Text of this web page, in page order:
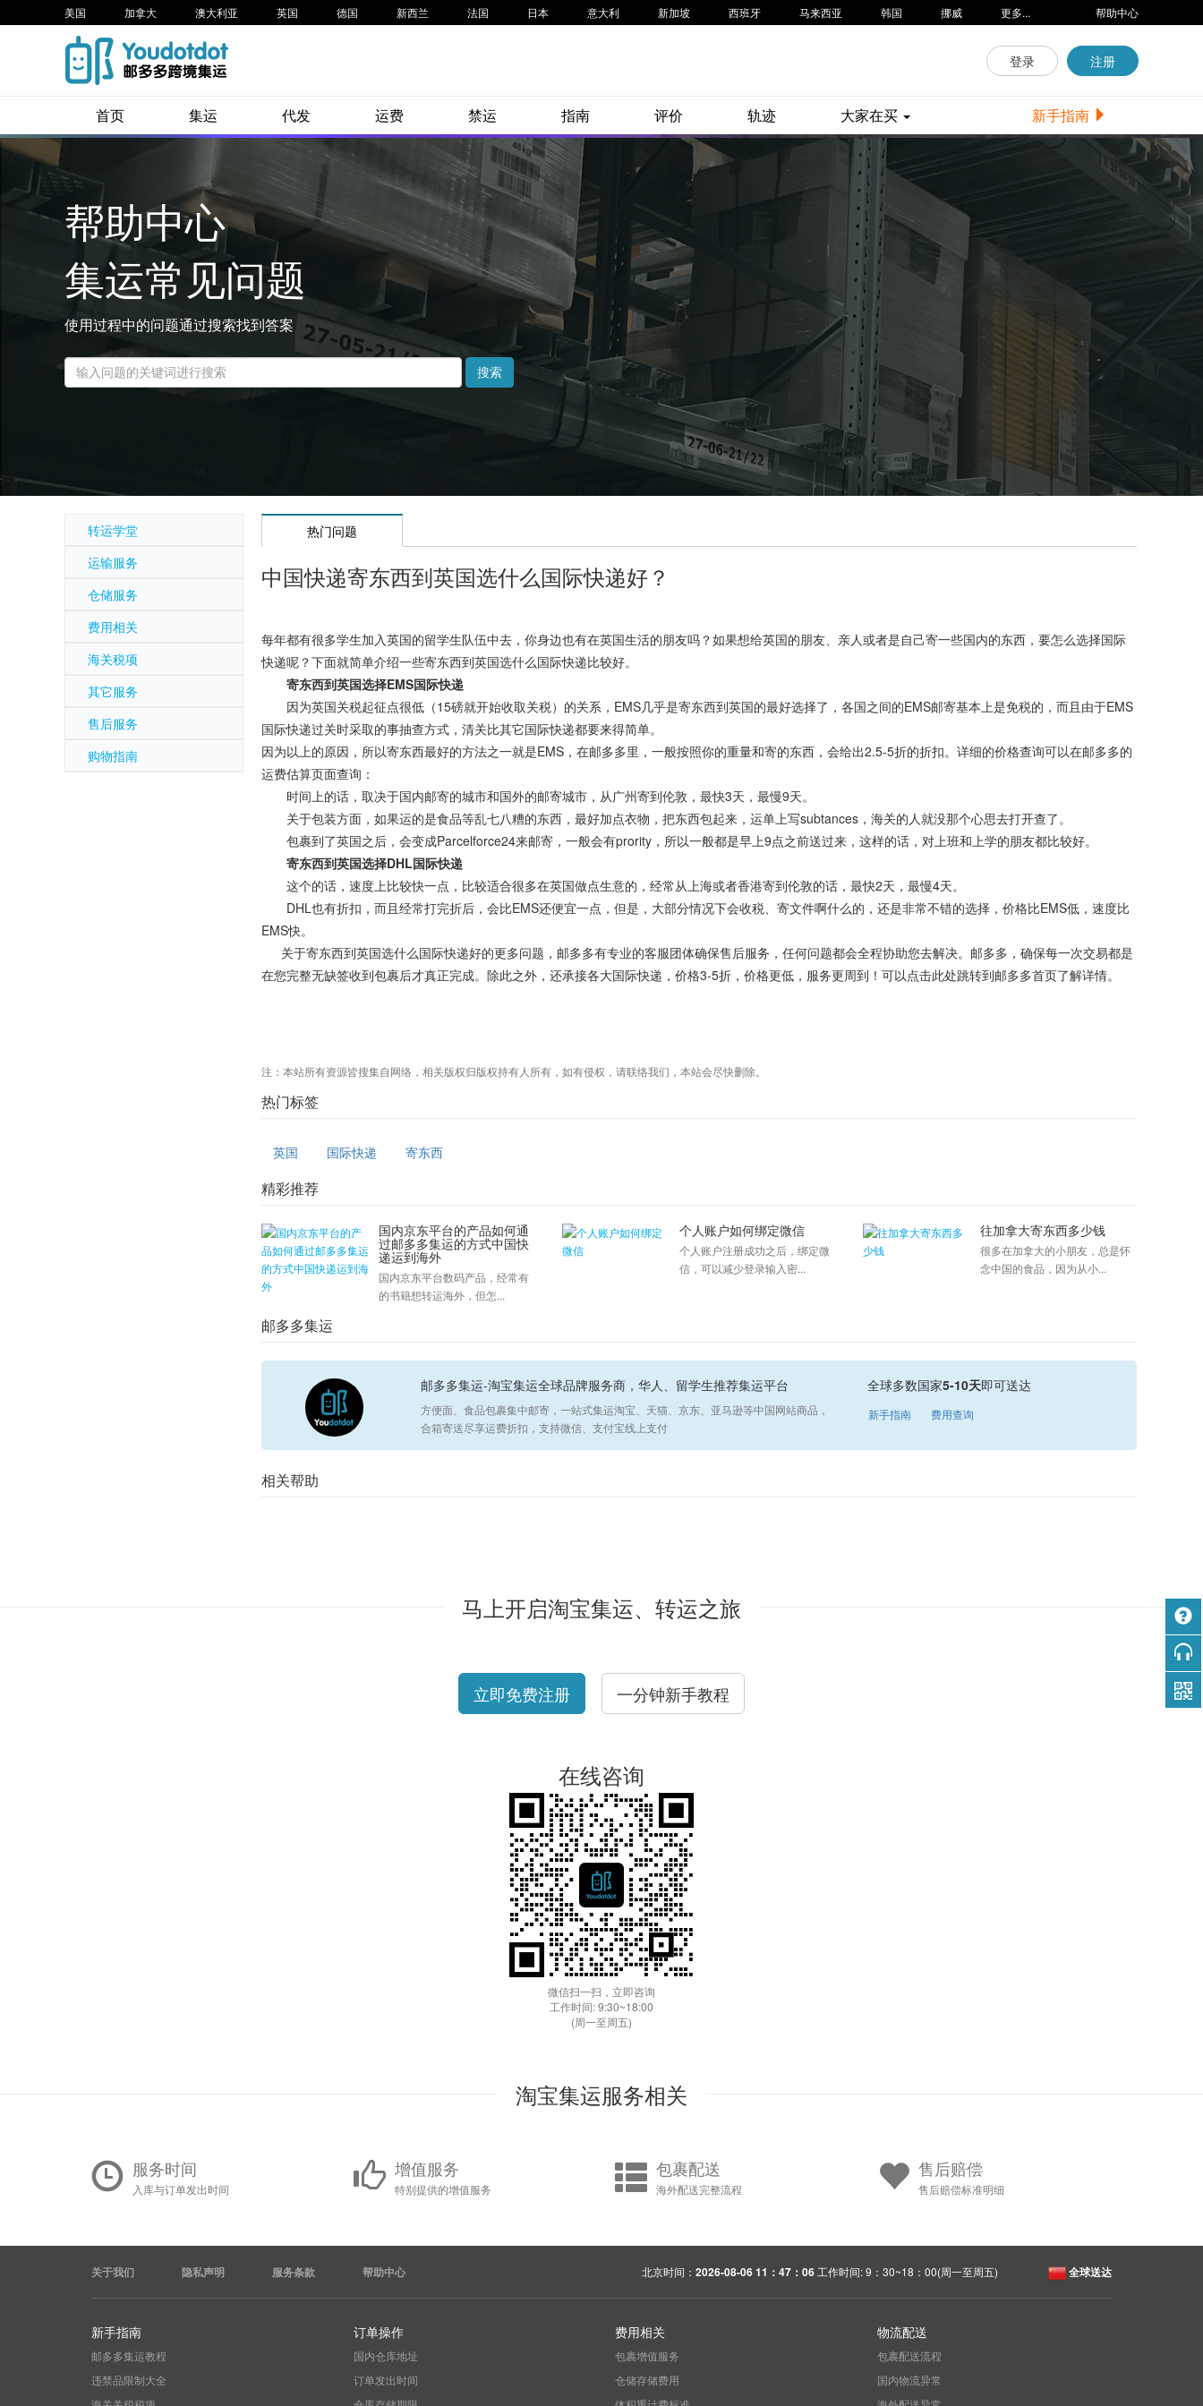
美国 加拿大 澳大利亚 英国 德国 新西兰 法国 日本 意大利 新加坡 西班牙 马来西亚 韩国 挪威 更多... 帮助中心
登录 注册
首页 集运 代发 运费 禁运 指南 评价 轨迹 新手指南
大家在买
帮助中心
集运常见问题
使用过程中的问题通过搜索找到答案
转运学堂
运输服务
仓储服务
费用相关
海关税项
其它服务
售后服务
购物指南
热门问题
中国快递寄东西到英国选什么国际快递好？
每年都有很多学生加入英国的留学生队伍中去，你身边也有在英国生活的朋友吗？如果想给英国的朋友、亲人或者是自己寄一些国内的东西，要怎么选择国际
快递呢？下面就简单介绍一些寄东西到英国选什么国际快递比较好。
寄东西到英国选择EMS国际快递
因为英国关税起征点很低（15磅就开始收取关税）的关系，EMS几乎是寄东西到英国的最好选择了，各国之间的EMS邮寄基本上是免税的，而且由于EMS
国际快递过关时采取的事抽查方式，清关比其它国际快递都要来得简单。
因为以上的原因，所以寄东西最好的方法之一就是EMS，在邮多多里，一般按照你的重量和寄的东西，会给出2.5-5折的折扣。详细的价格查询可以在邮多多的
运费估算页面查询：
时间上的话，取决于国内邮寄的城市和国外的邮寄城市，从广州寄到伦敦，最快3天，最慢9天。
关于包装方面，如果运的是食品等乱七八糟的东西，最好加点衣物，把东西包起来，运单上写subtances，海关的人就没那个心思去打开查了。
包裹到了英国之后，会变成Parcelforce24来邮寄，一般会有prority，所以一般都是早上9点之前送过来，这样的话，对上班和上学的朋友都比较好。
寄东西到英国选择DHL国际快递
这个的话，速度上比较快一点，比较适合很多在英国做点生意的，经常从上海或者香港寄到伦敦的话，最快2天，最慢4天。
DHL也有折扣，而且经常打完折后，会比EMS还便宜一点，但是，大部分情况下会收税、寄文件啊什么的，还是非常不错的选择，价格比EMS低，速度比
EMS快。
关于寄东西到英国选什么国际快递好的更多问题，邮多多有专业的客服团体确保售后服务，任何问题都会全程协助您去解决。邮多多，确保每一次交易都是
在您完整无缺签收到包裹后才真正完成。除此之外，还承接各大国际快递，价格3-5折，价格更低，服务更周到！可以点击此处跳转到邮多多首页了解详情。
注：本站所有资源皆搜集自网络，相关版权归版权持有人所有，如有侵权，请联络我们，本站会尽快删除。
热门标签
英国 国际快递 寄东西
精彩推荐
国内京东平台的产品如何通
过邮多多集运的方式中国快
递运到海外
国内京东平台数码产品，经常有
的书籍想转运海外，但怎...
个人账户如何绑定微信
个人账户注册成功之后，绑定微
信，可以减少登录输入密...
往加拿大寄东西多少钱
很多在加拿大的小朋友，总是怀
念中国的食品，因为从小...
邮多多集运
邮多多集运-淘宝集运全球品牌服务商，华人、留学生推荐集运平台
方便面、食品包裹集中邮寄，一站式集运淘宝、天猫、京东、亚马逊等中国网站商品，
合箱寄送尽享运费折扣，支持微信、支付宝线上支付
全球多数国家5-10天即可送达
新手指南 费用查询
相关帮助
马上开启淘宝集运、转运之旅
立即免费注册 一分钟新手教程
在线咨询
微信扫一扫，立即咨询
工作时间: 9:30~18:00
(周一至周五)
淘宝集运服务相关
服务时间
入库与订单发出时间
增值服务
特别提供的增值服务
包裹配送
海外配送完整流程
售后赔偿
售后赔偿标准明细
关于我们 隐私声明 服务条款 帮助中心 北京时间： 2026-08-06 11：47：06 工作时间: 9：30~18：00(周一至周五) 全球送达
新手指南
邮多多集运教程
违禁品限制大全
订单操作
国内仓库地址
订单发出时间
费用相关
包裹增值服务
仓储存储费用
物流配送
包裹配送流程
国内物流异常